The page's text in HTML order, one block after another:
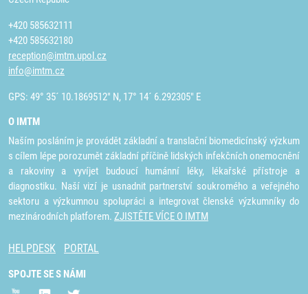
+420 585632111
+420 585632180
reception@imtm.upol.cz
info@imtm.cz
GPS: 49° 35´ 10.1869512" N, 17° 14´ 6.292305" E
O IMTM
Naším posláním je provádět základní a translační biomedicínský výzkum
s cílem lépe porozumět základní příčině lidských infekčních onemocnění
a rakoviny a vyvíjet budoucí humánní léky, lékařské přístroje a
diagnostiku. Naší vizí je usnadnit partnerství soukromého a veřejného
sektoru a výzkumnou spolupráci a integrovat členské výzkumníky do
mezinárodních platforem. ZJISTĚTE VÍCE O IMTM
HELPDESK PORTAL
SPOJTE SE S NÁMI